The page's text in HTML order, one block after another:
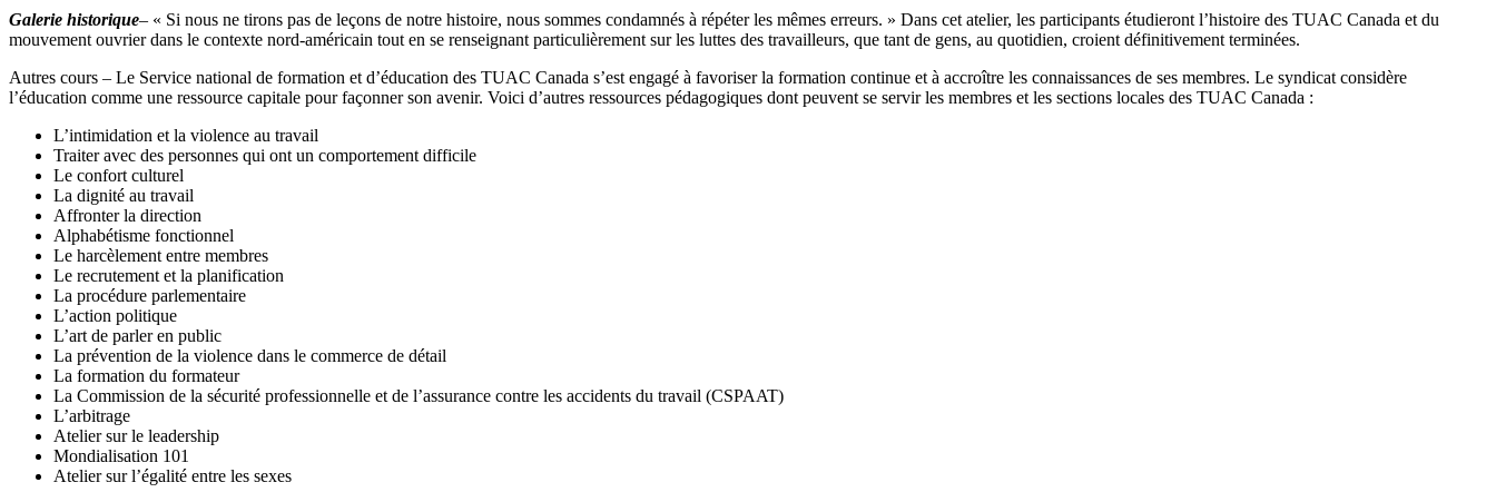
Galerie historique– « Si nous ne tirons pas de leçons de notre histoire, nous sommes condamnés à répéter les mêmes erreurs. » Dans cet atelier, les participants étudieront l’histoire des TUAC Canada et du
mouvement ouvrier dans le contexte nord-américain tout en se renseignant particulièrement sur les luttes des travailleurs, que tant de gens, au quotidien, croient définitivement terminées.
Autres cours – Le Service national de formation et d’éducation des TUAC Canada s’est engagé à favoriser la formation continue et à accroître les connaissances de ses membres. Le syndicat considère
l’éducation comme une ressource capitale pour façonner son avenir. Voici d’autres ressources pédagogiques dont peuvent se servir les membres et les sections locales des TUAC Canada :
L’intimidation et la violence au travail
Traiter avec des personnes qui ont un comportement difficile
Le confort culturel
La dignité au travail
Affronter la direction
Alphabétisme fonctionnel
Le harcèlement entre membres
Le recrutement et la planification
La procédure parlementaire
L’action politique
L’art de parler en public
La prévention de la violence dans le commerce de détail
La formation du formateur
La Commission de la sécurité professionnelle et de l’assurance contre les accidents du travail (CSPAAT)
L’arbitrage
Atelier sur le leadership
Mondialisation 101
Atelier sur l’égalité entre les sexes